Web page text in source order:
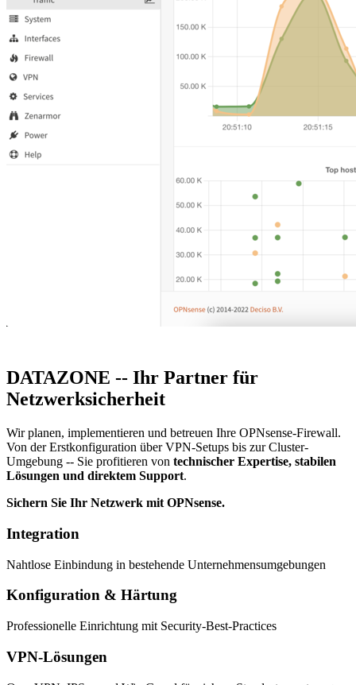
DATAZONE -- Ihr Partner für
Netzwerksicherheit
Wir planen, implementieren und betreuen Ihre OPNsense-Firewall.
Von der Erstkonfiguration über VPN-Setups bis zur Cluster-
Umgebung -- Sie profitieren von technischer Expertise, stabilen
Lösungen und direktem Support.
Sichern Sie Ihr Netzwerk mit OPNsense.
Integration
Nahtlose Einbindung in bestehende Unternehmensumgebungen
Konfiguration & Härtung
Professionelle Einrichtung mit Security-Best-Practices
VPN-Lösungen